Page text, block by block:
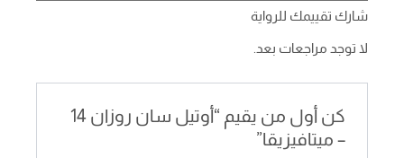
شارك تقييمك للرواية
لا توجد مراجعات بعد.
كن أول من يقيم “أوتيل سان روزان 14
– ميتافيزيقا”